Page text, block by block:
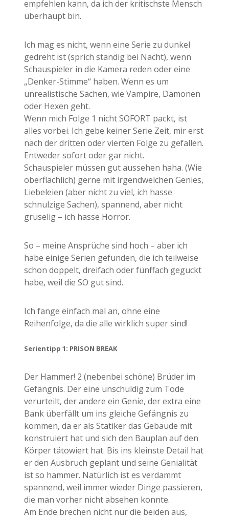
empfehlen kann, da ich der kritischste Mensch
überhaupt bin.
Ich mag es nicht, wenn eine Serie zu dunkel
gedreht ist (sprich ständig bei Nacht), wenn
Schauspieler in die Kamera reden oder eine
„Denker-Stimme“ haben. Wenn es um
unrealistische Sachen, wie Vampire, Dämonen
oder Hexen geht.
Wenn mich Folge 1 nicht SOFORT packt, ist
alles vorbei. Ich gebe keiner Serie Zeit, mir erst
nach der dritten oder vierten Folge zu gefallen.
Entweder sofort oder gar nicht.
Schauspieler müssen gut aussehen haha. (Wie
oberflächlich) gerne mit irgendwelchen Genies,
Liebeleien (aber nicht zu viel, ich hasse
schnulzige Sachen), spannend, aber nicht
gruselig – ich hasse Horror.
So – meine Ansprüche sind hoch – aber ich
habe einige Serien gefunden, die ich teilweise
schon doppelt, dreifach oder fünffach geguckt
habe, weil die SO gut sind.
Ich fange einfach mal an, ohne eine
Reihenfolge, da die alle wirklich super sind!
Serientipp 1: PRISON BREAK
Der Hammer! 2 (nebenbei schöne) Brüder im
Gefängnis. Der eine unschuldig zum Tode
verurteilt, der andere ein Genie, der extra eine
Bank überfällt um ins gleiche Gefängnis zu
kommen, da er als Statiker das Gebäude mit
konstruiert hat und sich den Bauplan auf den
Körper tätowiert hat. Bis ins kleinste Detail hat
er den Ausbruch geplant und seine Genialität
ist so hammer. Natürlich ist es verdammt
spannend, weil immer wieder Dinge passieren,
die man vorher nicht absehen konnte.
Am Ende brechen nicht nur die beiden aus,